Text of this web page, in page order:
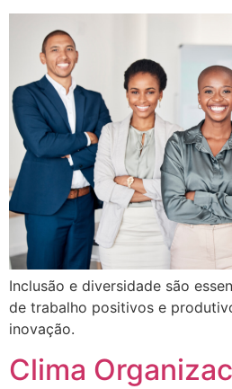
Inclusão e diversidade são
de trabalho positivos e
inovação.
Clima